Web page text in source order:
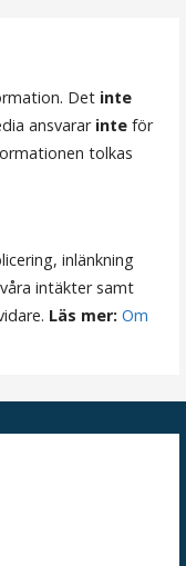
Det inte
ansvarar inte för
tolkas
inlänkning
intäkter samt
Läs mer: Om